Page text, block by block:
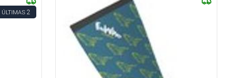
ÚLTIMAS 2